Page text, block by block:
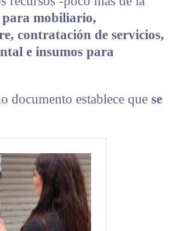
para mobiliario,
contratación de servicios,
e insumos para
documento establece que se